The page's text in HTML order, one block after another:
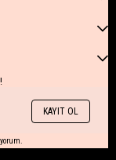
KAYIT OL